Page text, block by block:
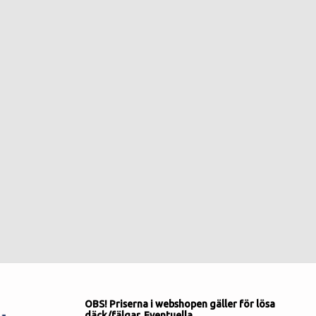
OBS! Priserna i webshopen gäller för lösa